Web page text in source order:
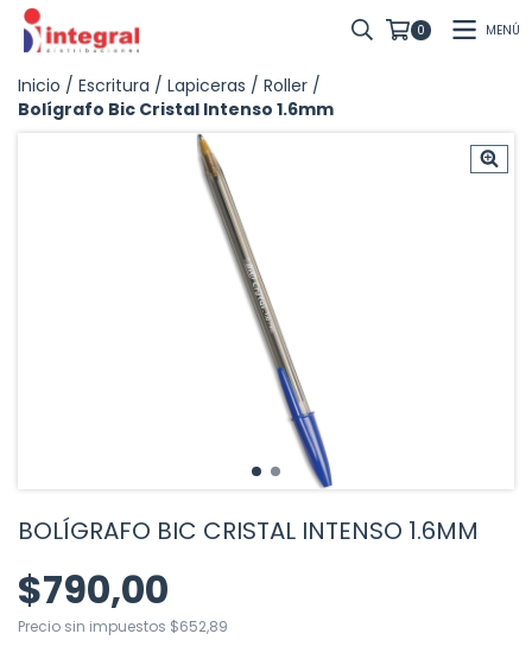
0 MENÚ
Inicio / Escritura / Lapiceras / Roller /
Bolígrafo Bic Cristal Intenso 1.6mm
BOLÍGRAFO BIC CRISTAL INTENSO 1.6MM
$790,00
Precio sin impuestos $652,89